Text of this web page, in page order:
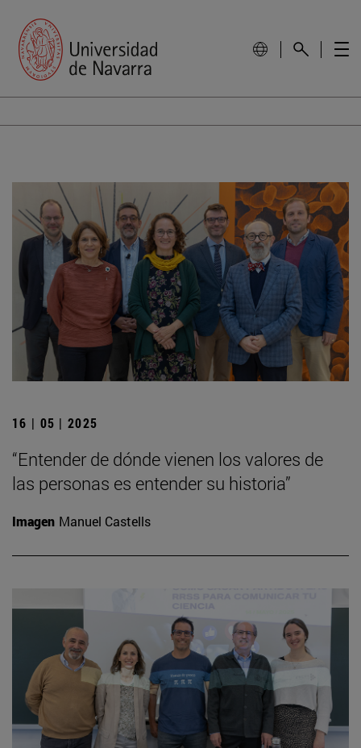
16 | 05 | 2025
“Entender de dónde vienen los valores de
las personas es entender su historia”
Imagen Manuel Castells